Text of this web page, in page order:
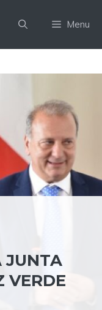
Menu
JUNTA
VERDE